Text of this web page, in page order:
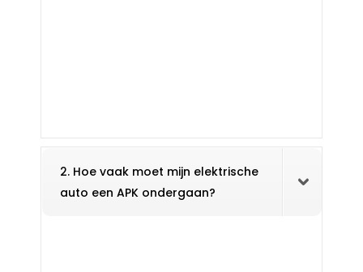
2. Hoe vaak moet mijn elektrische
auto een APK ondergaan?